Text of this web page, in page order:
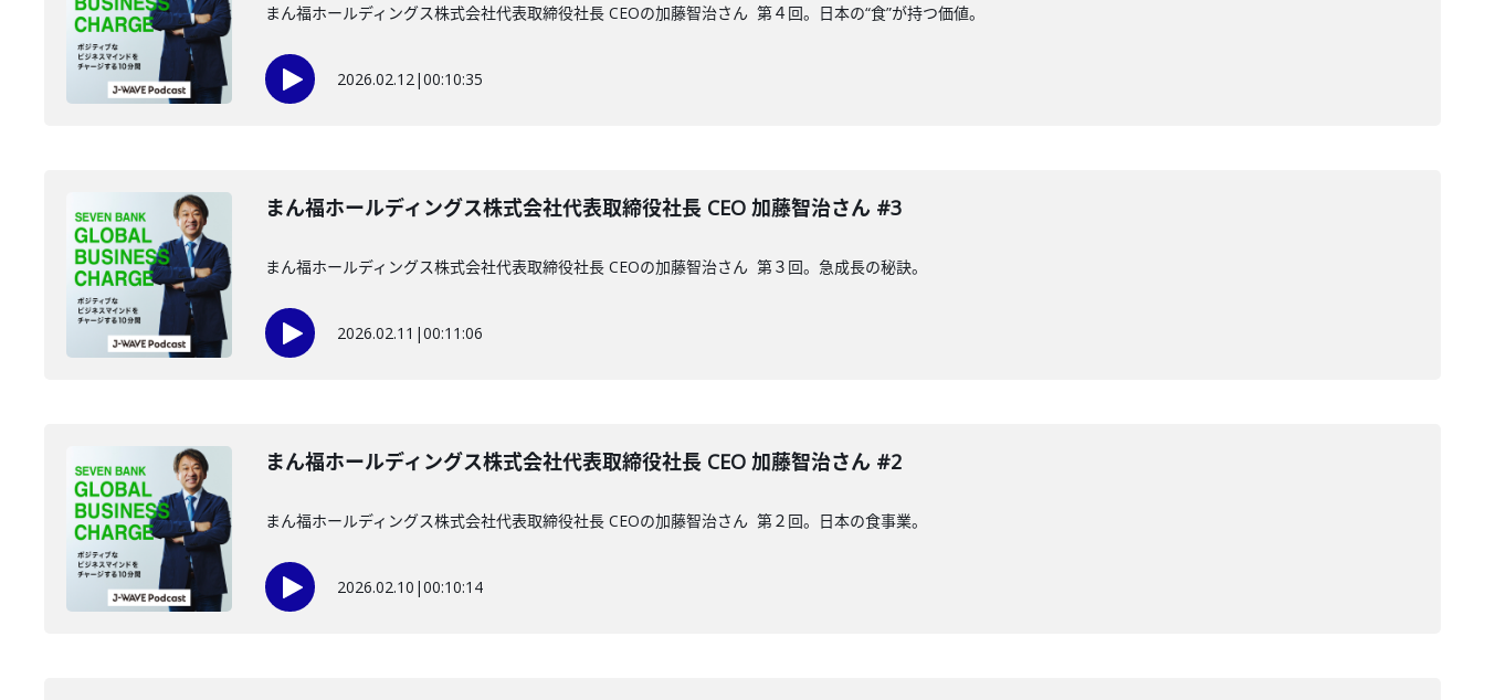
まん福ホールディングス株式会社代表取締役社長 CEOの加藤智治さん 第４回。日本の“食”が持つ価値。
2026.02.12|00:10:35
まん福ホールディングス株式会社代表取締役社長 CEO 加藤智治さん #3
まん福ホールディングス株式会社代表取締役社長 CEOの加藤智治さん 第３回。急成長の秘訣。
2026.02.11 |00:11:06
まん福ホールディングス株式会社代表取締役社長 CEO 加藤智治さん #2
まん福ホールディングス株式会社代表取締役社長 CEOの加藤智治さん 第２回。日本の食事業。
2026.02.10 |00:10:14